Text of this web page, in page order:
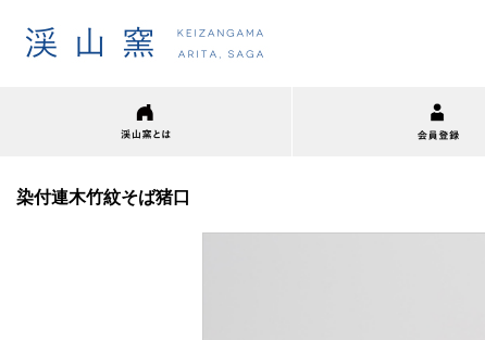
染付連木竹紋そば猪口